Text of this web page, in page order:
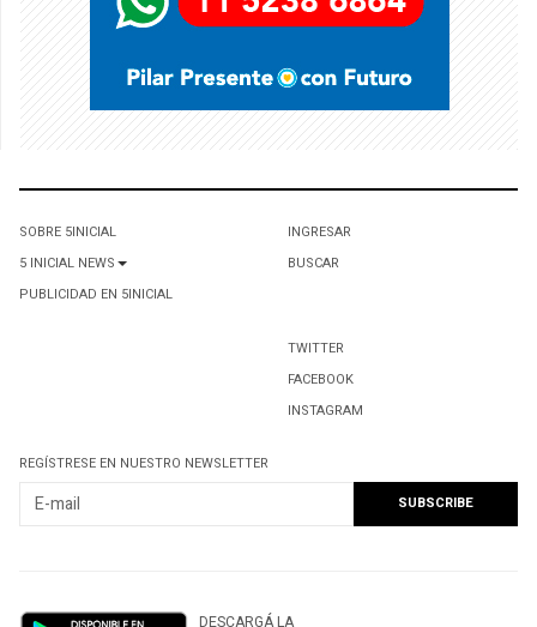
SOBRE 5INICIAL
5 INICIAL NEWS
PUBLICIDAD EN 5INICIAL
INGRESAR
BUSCAR
TWITTER
FACEBOOK
INSTAGRAM
REGÍSTRESE EN NUESTRO NEWSLETTER
DESCARGÁ LA